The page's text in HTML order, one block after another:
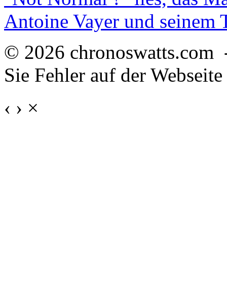
Antoine Vayer und seinem
© 2026
Sie Fehler auf der
‹ › ×